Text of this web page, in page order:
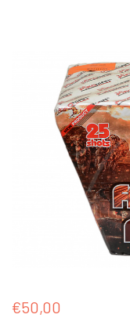
€50,00